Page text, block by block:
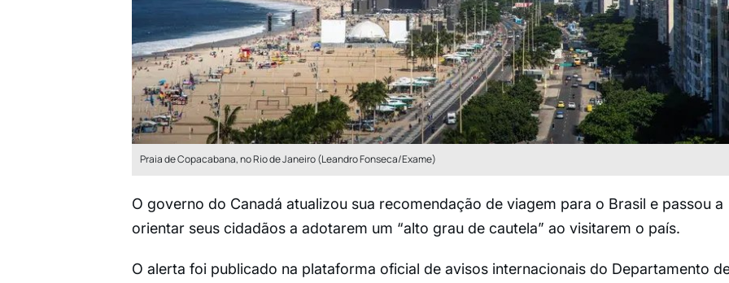
Praia de Copacabana, no Rio de Janeiro (Leandro Fonseca/Exame)
O governo do Canadá atualizou sua recomendação de viagem para o Brasil e passou a
orientar seus cidadãos a adotarem um “alto grau de cautela” ao visitarem o país.
O alerta foi publicado na plataforma oficial de avisos internacionais do Departamento